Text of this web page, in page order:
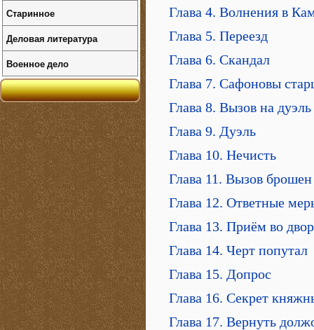
Глава 4. Волнения в
Глава 5. Переезд
Глава 6. Скандал
Глава 7. Сафоновы
Глава 8. Вызов на дуэль
Глава 9. Дуэль
Глава 10. Нечисть
Глава 11. Вызов брошен
Глава 12. Ответные
Глава 13. Приём во
Глава 14. Черт попутал
Глава 15. Допрос
Глава 16. Секрет
Глава 17. Вернуть
Старинное
Деловая литература
Военное дело